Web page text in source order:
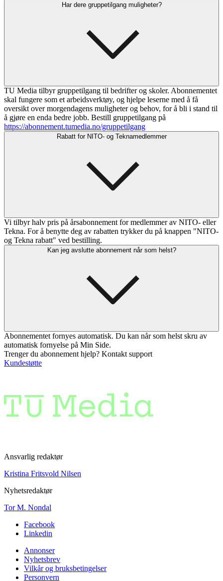
Har dere gruppetilgang muligheter?
TU Media tilbyr gruppetilgang til bedrifter og skoler. Abonnementet
skal fungere som et arbeidsverktøy, og hjelpe leserne med å få
oversikt over morgendagens muligheter og behov, for å bli i stand til
å gjøre en enda bedre jobb. Bestill gruppetilgang på
https://abonnement.tumedia.no/gruppetilgang
Rabatt for NITO- og Teknamedlemmer
Vi tilbyr halv pris på årsabonnement for medlemmer av NITO- eller
Tekna. For å benytte deg av rabatten trykker du på knappen "NITO-
og Tekna rabatt" ved bestilling.
Kan jeg avslutte abonnement når som helst?
Abonnementet fornyes automatisk. Du kan når som helst skru av
automatisk fornyelse på Min Side.
Trenger du abonnement hjelp? Kontakt support
Kundestøtte
Ansvarlig redaktør
Kristina Fritsvold Nilsen
Nyhetsredaktør
Tor M. Nondal
Facebook
Linkedin
Annonser
Nyhetsbrev
Vilkår og bruksbetingelser
Personvern